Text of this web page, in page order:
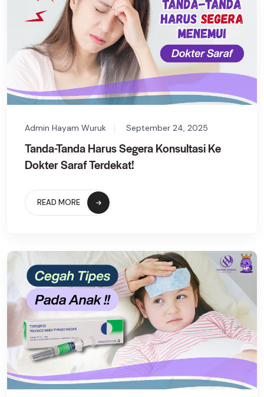
Admin Hayam Wuruk September 24, 2025
Tanda-Tanda Harus Segera Konsultasi Ke
Dokter Saraf Terdekat!
READ MORE